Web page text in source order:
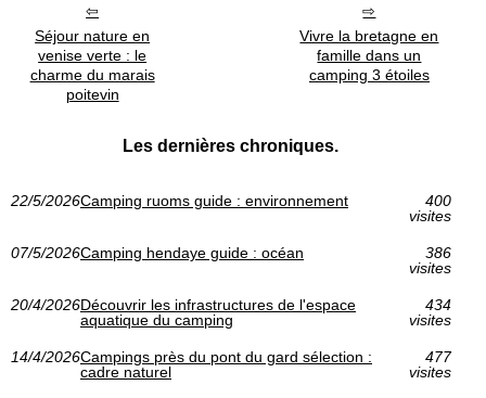
Séjour nature en
venise verte : le
charme du marais
poitevin
Vivre la bretagne en
famille dans un
camping 3 étoiles
Les dernières chroniques.
22/5/2026Camping ruoms guide : environnement
400
visites
07/5/2026Camping hendaye guide : océan
386
visites
20/4/2026Découvrir les infrastructures de l'espace
aquatique du camping
434
visites
14/4/2026Campings près du pont du gard sélection :
cadre naturel
477
visites